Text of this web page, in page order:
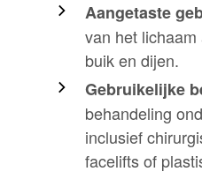
Aangetaste
van het
buik en dijen.
Gebruikelijke
behandeling
inclusief
facelifts of